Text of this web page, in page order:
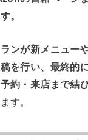
。
ンが新メニュー
を行い、最終的
約・来店まで結
す。